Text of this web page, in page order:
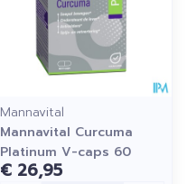
Mannavital
Mannavital Curcuma
Platinum V-caps 60
€ 26,95